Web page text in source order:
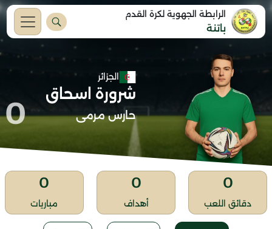
الرابطة الجهوية لكرة القدم
باتنة
الجزائر
شرورة اسحاق
حارس مرمى 0
0
دقائق اللعب
0
أهداف
0
مباريات